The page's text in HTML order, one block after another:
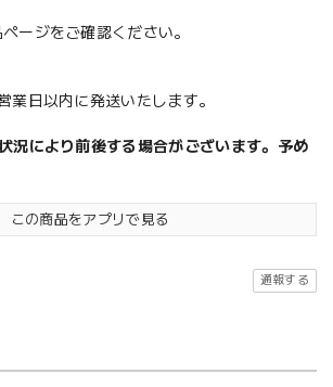
ージをご確認ください。
業日以内に発送いたします。
況により前後する場合がございます。予め
この商品をアプリで見る
通報する